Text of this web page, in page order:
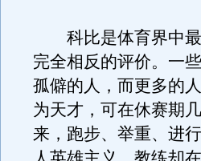
科比是体育界中最
完全相反的评价。一
孤僻的人，而更多的
为天才，可在休赛期
来，跑步、举重、进